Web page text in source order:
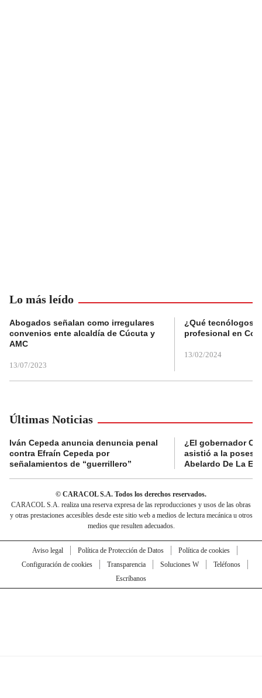
Lo más leído
Abogados señalan como irregulares
convenios ente alcaldía de Cúcuta y
AMC
13/07/2023
¿Qué tecnólogos
profesional en
13/02/2024
Últimas Noticias
Iván Cepeda anuncia denuncia penal
contra Efraín Cepeda por
señalamientos de “guerrillero”
¿El gobernador
asistió a la
Abelardo De La
© CARACOL S.A. Todos los derechos reservados.
CARACOL S.A. realiza una reserva expresa de las reproducciones y usos de las obras
y otras prestaciones accesibles desde este sitio web a medios de lectura mecánica u otros
medios que resulten adecuados.
Aviso legal Política de Protección de Datos
Política de cookies
Configuración de cookies
Transparencia Soluciones W
Teléfonos
Escríbanos